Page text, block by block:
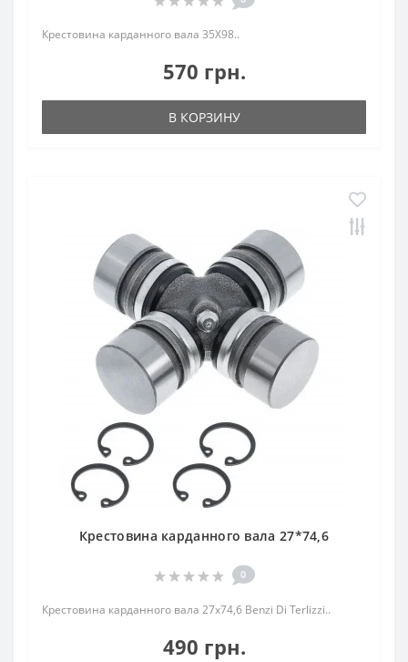
Крестовина карданного вала 35Х98..
570 грн.
В КОРЗИНУ
Крестовина карданного вала 27*74,6
0
Крестовина карданного вала 27х74,6 Benzi Di Terlizzi..
490 грн.